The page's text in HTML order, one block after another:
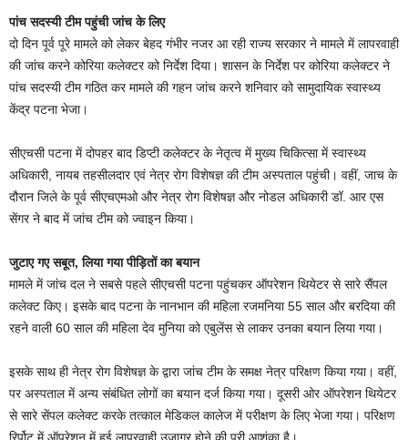
पांच सदस्यी टीम पहुंची जांच के लिए
दो दिन पूर्व पूरे मामले को लेकर बेहद गंभीर नजर आ रही राज्य सरकार ने मामले में लापरवाही
की जांच करने कोरिया कलेक्टर को निर्देश दिया। शासन के निर्देश पर कोरिया कलेक्टर ने
पांच सदस्यी टीम गठित कर मामले की गहन जांच करने शनिवार को सामुदायिक स्वास्थ्य
केंद्र पटना भेजा।
सीएचसी पटना में दोपहर बाद डिप्टी कलेक्टर के नेतृत्व में मुख्य चिकित्सा में स्वास्थ्य
अधिकारी, नायब तहसीलदार एवं नेत्र रोग विशेषज्ञ की टीम अस्पताल पहुंची। वहीं, जाच के
दौरान जिले के पूर्व सीएचएमओ और नेत्र रोग विशेषज्ञ और नोडल अधिकारी डॉ. आर एस
सेंगर ने बाद में जांच टीम को ज्वाइन किया।
जुटाए गए सबूत, लिया गया पीड़ितों का बयान
मामले में जांच दल ने सबसे पहले सीएचसी पटना पहुंचकर ऑपरेशन थियेटर से सारे सैंपल
कलेक्ट किए। इसके बाद पटना के नानभान की महिला रजमनिया 55 साल और बरदिया की
रहने वाली 60 साल की महिला देव मुनिया को एबुलेंस से लाकर उनका बयान लिया गया।
इसके साथ ही नेत्र रोग विशेषज्ञ के द्वारा जांच टीम के समक्ष नेत्र परिक्षण किया गया। वहीं,
पर अस्पताल में अन्य संबंधित लोगों का बयान दर्ज किया गया। दूसरी ओर ऑपरेशन थियेटर
से सारे सेंपल कलेक्ट करके तत्काल मेडिकल कालेज में परीक्षण के लिए भेजा गया। परिक्षण